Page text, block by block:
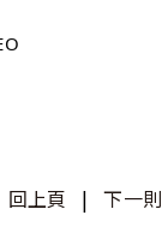
回上頁 |下一則